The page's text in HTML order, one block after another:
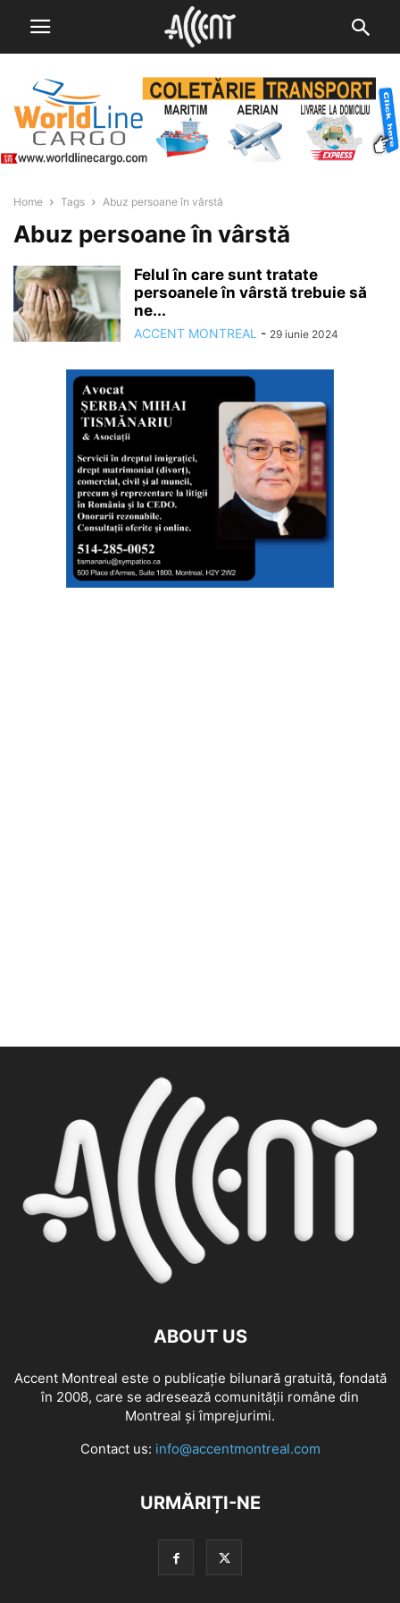
Home Tags Abuz persoane în vârstă
Abuz persoane în vârstă
Felul în care sunt tratate
persoanele în vârstă trebuie să
ne...
ACCENT MONTREAL - 29 iunie 2024
ABOUT US
Accent Montreal este o publicație bilunară gratuită, fondată
în 2008, care se adresează comunităţii române din
Montreal şi împrejurimi.
Contact us: info@accentmontreal.com
URMĂRIȚI-NE